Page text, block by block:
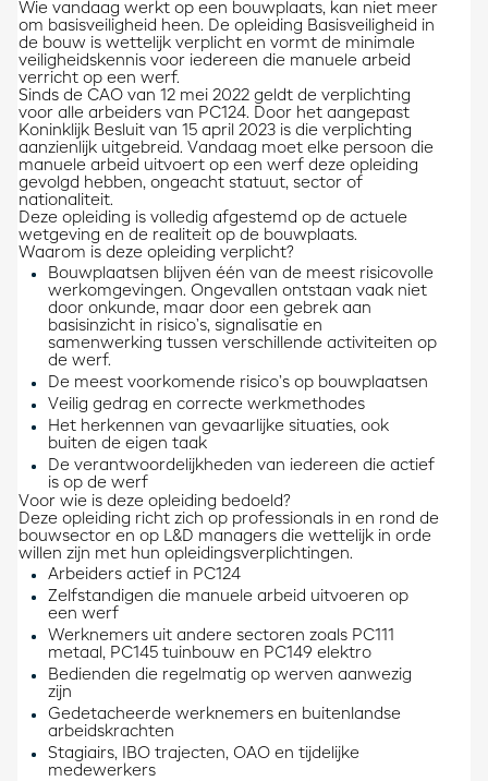
Wie vandaag werkt op een bouwplaats, kan niet meer
om basisveiligheid heen. De opleiding Basisveiligheid in
de bouw is wettelijk verplicht en vormt de minimale
veiligheidskennis voor iedereen die manuele arbeid
verricht op een werf.
Sinds de CAO van 12 mei 2022 geldt de verplichting
voor alle arbeiders van PC124. Door het aangepast
Koninklijk Besluit van 15 april 2023 is die verplichting
aanzienlijk uitgebreid. Vandaag moet elke persoon die
manuele arbeid uitvoert op een werf deze opleiding
gevolgd hebben, ongeacht statuut, sector of
nationaliteit.
Deze opleiding is volledig afgestemd op de actuele
wetgeving en de realiteit op de bouwplaats.
Waarom is deze opleiding verplicht?
Bouwplaatsen blijven één van de meest risicovolle
werkomgevingen. Ongevallen ontstaan vaak niet
door onkunde, maar door een gebrek aan
basisinzicht in risico’s, signalisatie en
samenwerking tussen verschillende activiteiten op
de werf.
De meest voorkomende risico’s op bouwplaatsen
Veilig gedrag en correcte werkmethodes
Het herkennen van gevaarlijke situaties, ook
buiten de eigen taak
De verantwoordelijkheden van iedereen die actief
is op de werf
Voor wie is deze opleiding bedoeld?
Deze opleiding richt zich op professionals in en rond de
bouwsector en op L&D managers die wettelijk in orde
willen zijn met hun opleidingsverplichtingen.
Arbeiders actief in PC124
Zelfstandigen die manuele arbeid uitvoeren op
een werf
Werknemers uit andere sectoren zoals PC111
metaal, PC145 tuinbouw en PC149 elektro
Bedienden die regelmatig op werven aanwezig
zijn
Gedetacheerde werknemers en buitenlandse
arbeidskrachten
Stagiairs, IBO trajecten, OAO en tijdelijke
medewerkers